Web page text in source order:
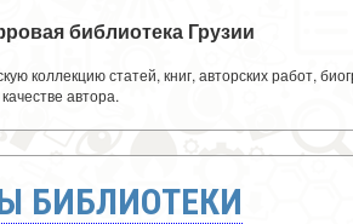
библиотека Грузии
коллекцию статей, книг, авторских работ,
автора.
БИБЛИОТЕКИ